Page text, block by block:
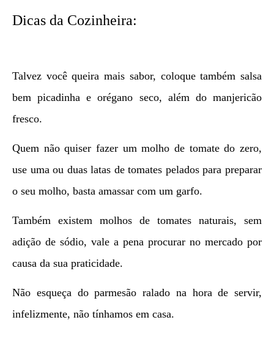
Dicas da Cozinheira:
Talvez você queira mais sabor, coloque também salsa
bem picadinha e orégano seco, além do manjericão
fresco.
Quem não quiser fazer um molho de tomate do zero,
use uma ou duas latas de tomates pelados para preparar
o seu molho, basta amassar com um garfo.
Também existem molhos de tomates naturais, sem
adição de sódio, vale a pena procurar no mercado por
causa da sua praticidade.
Não esqueça do parmesão ralado na hora de servir,
infelizmente, não tínhamos em casa.